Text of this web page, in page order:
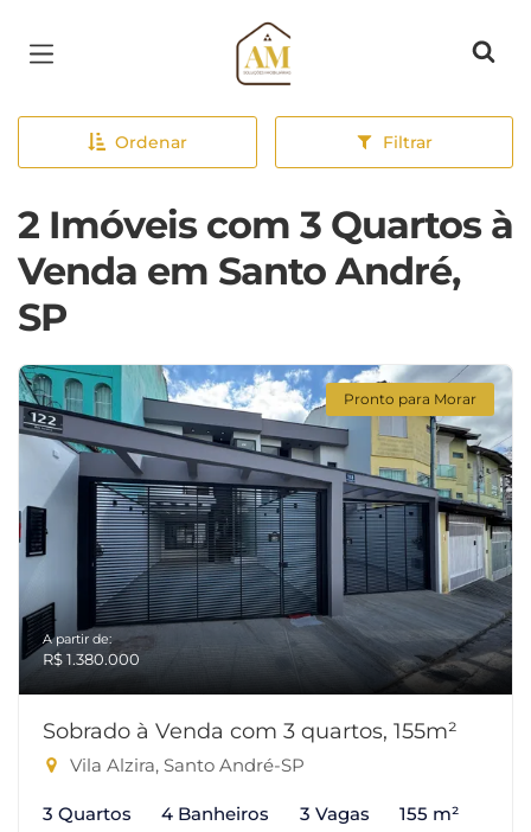
Página inicial
Ordenar Filtrar
2 Imóveis com 3 Quartos à
Venda em Santo André,
SP
Pronto para Morar
A partir de:
R$ 1.380.000
Sobrado à Venda com 3 quartos, 155m²
Vila Alzira, Santo André-SP
3 Quartos 4 Banheiros 3 Vagas 155 m²